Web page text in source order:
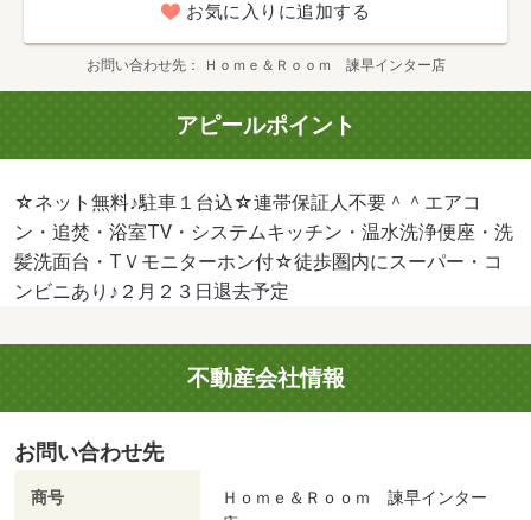
お気に入りに追加する
お問い合わせ先 Ｈｏｍｅ＆Ｒｏｏｍ 諫早インター店
アピールポイント
☆ネット無料♪駐車１台込☆連帯保証人不要＾＾エアコ
ン・追焚・浴室TV・システムキッチン・温水洗浄便座・洗
髪洗面台・TＶモニターホン付☆徒歩圏内にスーパー・コ
ンビニあり♪２月２３日退去予定
不動産会社情報
お問い合わせ先
商号
Ｈｏｍｅ＆Ｒｏｏｍ 諫早インター